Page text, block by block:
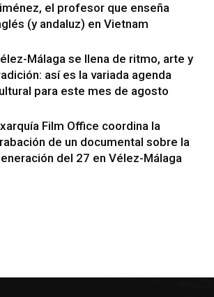
el profesor que enseña
(y andaluz) en Vietnam
Málaga se llena de ritmo, arte y
así es la variada agenda
para este mes de agosto
Film Office coordina la
de un documental sobre la
del 27 en Vélez-Málaga